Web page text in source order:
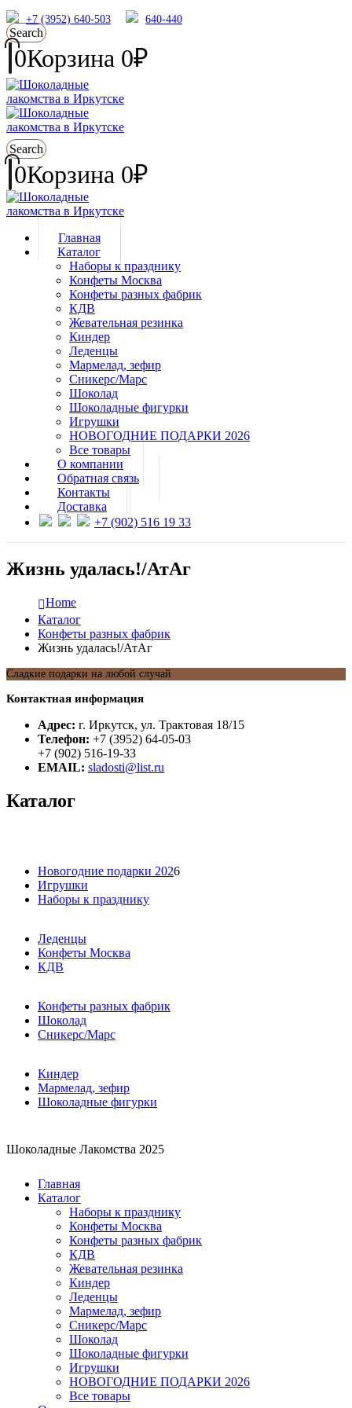
+7 (3952) 640-503 640-440
Search
0Корзина 0₽
Search
0Корзина 0₽
Главная
Каталог
Наборы к празднику
Конфеты Москва
Конфеты разных фабрик
КДВ
Жевательная резинка
Киндер
Леденцы
Мармелад, зефир
Сникерс/Марс
Шоколад
Шоколадные фигурки
Игрушки
НОВОГОДНИЕ ПОДАРКИ 2026
Все товары
О компании
Обратная связь
Контакты
Доставка
+7 (902) 516 19 33
Жизнь удалась!/АтАг
Home
Каталог
Конфеты разных фабрик
Жизнь удалась!/АтАг
Сладкие подарки на любой случай
Контактная информация
Адрес: г. Иркутск, ул. Трактовая 18/15
Телефон: +7 (3952) 64-05-03
+7 (902) 516-19-33
EMAIL: sladosti@list.ru
Каталог
Новогодние подарки 2026
Игрушки
Наборы к празднику
Леденцы
Конфеты Москва
КДВ
Конфеты разных фабрик
Шоколад
Сникерс/Марс
Киндер
Мармелад, зефир
Шоколадные фигурки
Шоколадные Лакомства 2025
Главная
Каталог
Наборы к празднику
Конфеты Москва
Конфеты разных фабрик
КДВ
Жевательная резинка
Киндер
Леденцы
Мармелад, зефир
Сникерс/Марс
Шоколад
Шоколадные фигурки
Игрушки
НОВОГОДНИЕ ПОДАРКИ 2026
Все товары